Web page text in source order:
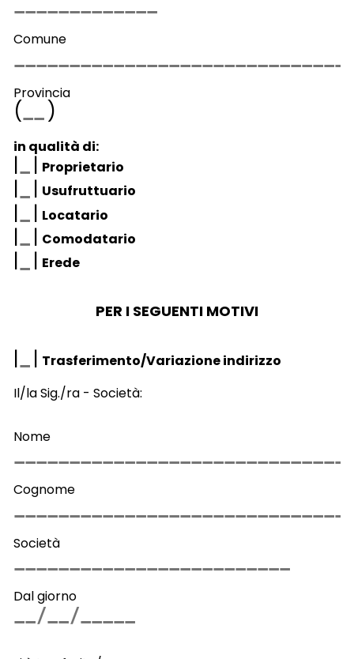
Comune
Provincia
( )
in qualità di:
| | Proprietario
| | Usufruttuario
| | Locatario
| | Comodatario
| | Erede
PER I SEGUENTI MOTIVI
| | Trasferimento/Variazione indirizzo
Il/la Sig./ra - Società:
Nome
Cognome
Società
Dal giorno